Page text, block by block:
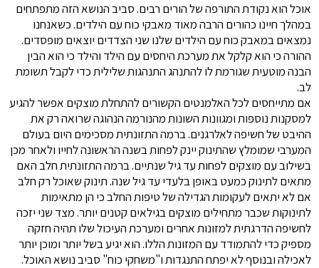
אוכל הוא נקודת התורפה של הורים רבים. סביב הנושא הזה מתפתחים
במהלך חיינו כהורים הרבה מאוד מאבקי כוח עם הילדים. כשאנחנו
נמצאים במאבק כוח עם הילדים שלנו שני הצדדים יוצאים מופסדים.
ההורה כי הוא קלקל את מערכת היחסים עם הילד והילד כי הוא הבין
הבנה מוטעית שגורמת לו להתנהג התנהגות שלילית כדי לקבל תשומת
לב.
אם מתייחסים לכל האלמנטים הקשורים להתחלת מוצקים אפשר להגיע
למסקנות נוספות ומגוונות השונות מהנורמה הנהוגה שרואה רק את
ההיבט של חשיפה לאלרגנים. ברמה התזונתית מסכימים היום בעולם
המערבי שמומלץ שהתינוק יינק לפחות בשנה הראשונה לחייו ולאחר מכן
בשילוב עם מוצקים לפחות עד גיל שנתיים. ברמה התזונתית חלב האם
מתאים לתינוק כמעט באופן בלעדי עד גיל שנה. תינוק שאוכל רק חלב
אם לא יתאים לעקומות הגדילה של טיפות החלב כי הן מתאימות
לתינוקות שכבר מתחילים מוצקים בגילאים קטנים יותר. מצד שני יזכה
לחשיפה הדרגתית למזונות אחרים ומערכת העיכול שלו תהיה חזקה
מספיק כדי להתמודד עם המזונות הללו. הוא יגיע בשל יותר ומוכן יותר
לאכילה ובנוסף לא יפתח התנגדות ו"משחקי כוח" סביב נושא האוכל.